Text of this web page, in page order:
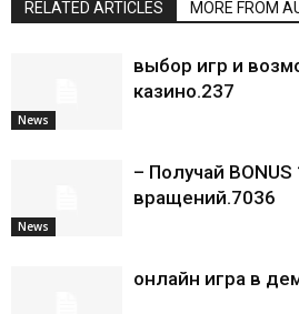
RELATED ARTICLES MORE FROM
News
выбор игр и
казино.237
News
– Получай
вращений.7036
онлайн игра в